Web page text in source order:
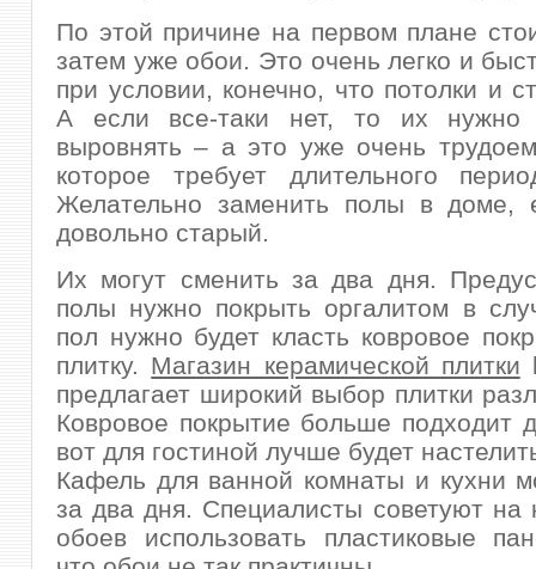
По этой причине на первом плане
затем уже обои. Это очень легко и
при условии, конечно, что потолки и
А если все-таки нет, то их нужно
выровнять – а это уже очень
которое требует длительного
Желательно заменить полы в доме,
довольно старый.
Их могут сменить за два дня.
полы нужно покрыть оргалитом в
пол нужно будет класть ковровое
плитку. Магазин керамической плитки
предлагает широкий выбор плитки
Ковровое покрытие больше подходит
вот для гостиной лучше будет
Кафель для ванной комнаты и кухни
за два дня. Специалисты советуют на
обоев использовать пластиковые